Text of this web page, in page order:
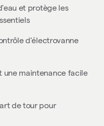
et protège les
d'électrovanne
une maintenance facile
de tour pour